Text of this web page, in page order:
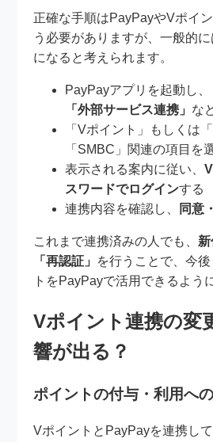
正確な手順はPayPayやVポイ
う必要がありますが、一般的
になると考えられます。
PayPayアプリを起動し、
「外部サービス連携」 な
「Vポイント」もしくは
「SMBC」関連の項目を
表示される案内に従い、
スワードでログインする
連携内容を確認し、
同意
これまで連携済みの人でも、
「再認証」 を行うことで、今
トをPayPayで活用できるよう
Vポイント連携の変
響が出る？
ポイントの付与・利用へ
VポイントとPayPayを連携し